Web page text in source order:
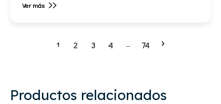
hialurónico monofásicos y bifásicos?
Ver más
1 2 3 4 ... 74
Productos relacionados